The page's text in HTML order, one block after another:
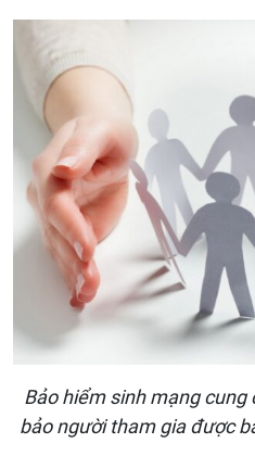
Bảo hiểm sinh mạng
bảo người tham gia được